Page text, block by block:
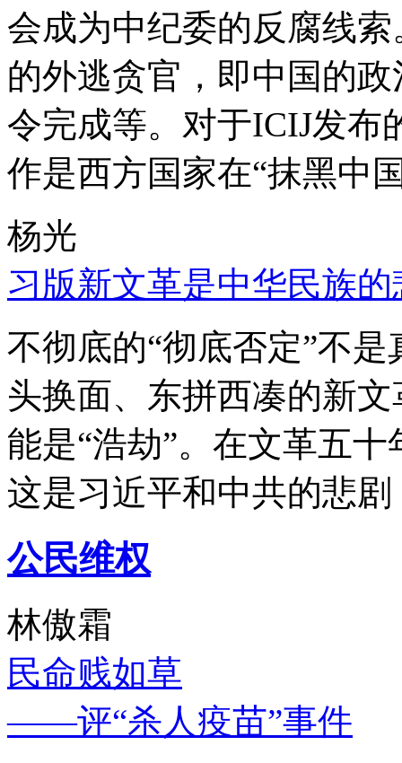
会成为中纪委的反腐线
的外逃贪官，即中国的
令完成等。对于ICIJ发布
作是西方国家在“抹黑中
杨光
习版新文革是中华民族的
不彻底的“彻底否定”不
头换面、东拼西凑的新
能是“浩劫”。在文革五
这是习近平和中共的悲
公民维权
林傲霜
民命贱如草
——评“杀人疫苗”事件